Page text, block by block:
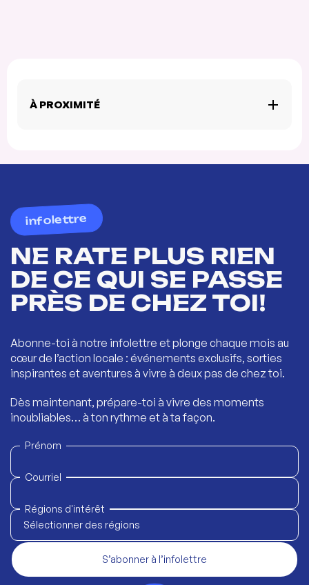
À PROXIMITÉ
infolettre
NE RATE PLUS RIEN
DE CE QUI SE PASSE
PRÈS DE CHEZ TOI!
Abonne-toi à notre infolettre et plonge chaque mois au
cœur de l’action locale : événements exclusifs, sorties
inspirantes et aventures à vivre à deux pas de chez toi.
Dès maintenant, prépare-toi à vivre des moments
inoubliables… à ton rythme et à ta façon.
Prénom
Courriel
Régions d'intérêt
Sélectionner des régions
S’abonner à l’infolettre